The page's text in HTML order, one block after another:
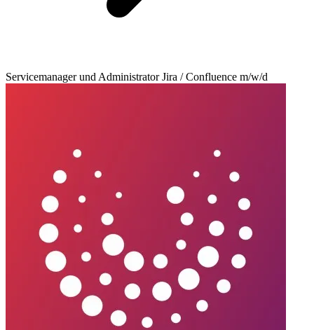
Servicemanager und Administrator Jira / Confluence m/w/d